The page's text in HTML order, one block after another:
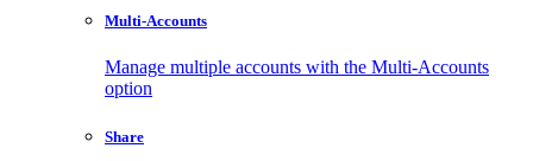
Multi-Accounts
Manage multiple accounts with the Multi-Accounts
option
Share